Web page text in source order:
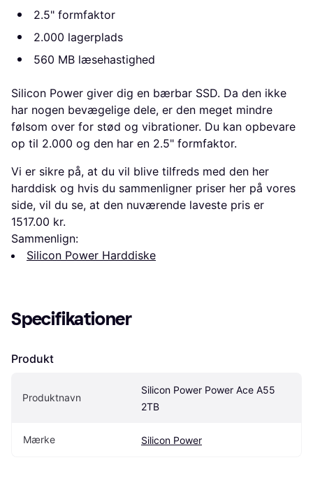
2.5" formfaktor
2.000 lagerplads
560 MB læsehastighed
Silicon Power giver dig en bærbar SSD. Da den ikke
har nogen bevægelige dele, er den meget mindre
følsom over for stød og vibrationer. Du kan opbevare
op til 2.000 og den har en 2.5" formfaktor.
Vi er sikre på, at du vil blive tilfreds med den her
harddisk og hvis du sammenligner priser her på vores
side, vil du se, at den nuværende laveste pris er
1517.00 kr.
Sammenlign:
Silicon Power Harddiske
Specifikationer
Produkt
Produktnavn
Silicon Power Power Ace A55
2TB
Mærke Silicon Power